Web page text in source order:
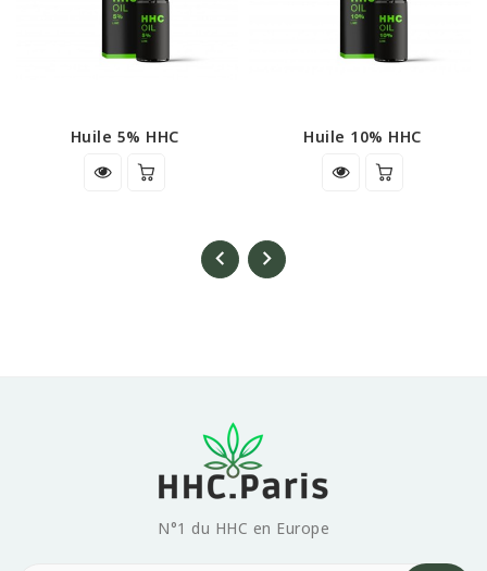
Huile 5% HHC Huile 10% HHC
N°1 du HHC en Europe